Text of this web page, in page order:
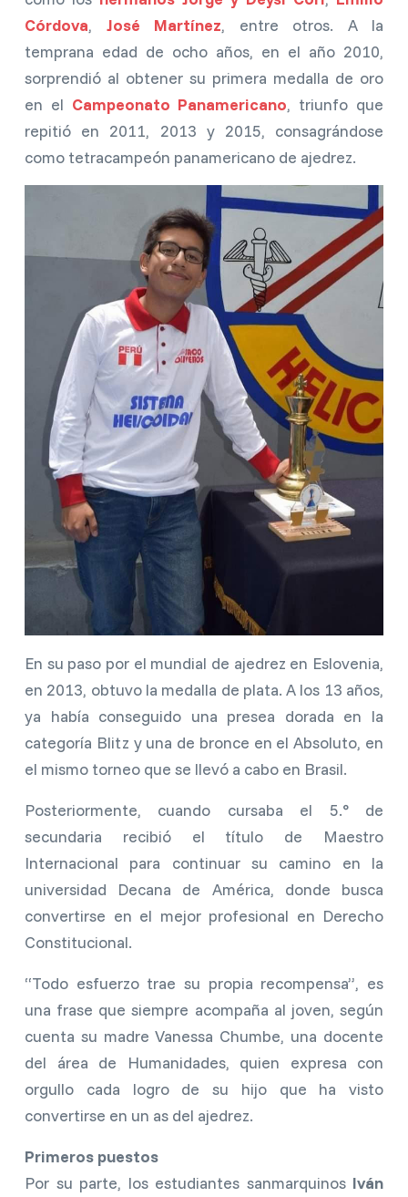
Córdova, José Martínez, entre otros. A la
temprana edad de ocho años, en el año 2010,
sorprendió al obtener su primera medalla de oro
en el Campeonato Panamericano, triunfo que
repitió en 2011, 2013 y 2015, consagrándose
como tetracampeón panamericano de ajedrez.
En su paso por el mundial de ajedrez en Eslovenia,
en 2013, obtuvo la medalla de plata. A los 13 años,
ya había conseguido una presea dorada en la
categoría Blitz y una de bronce en el Absoluto, en
el mismo torneo que se llevó a cabo en Brasil.
Posteriormente, cuando cursaba el 5.° de
secundaria recibió el título de Maestro
Internacional para continuar su camino en la
universidad Decana de América, donde busca
convertirse en el mejor profesional en Derecho
Constitucional.
“Todo esfuerzo trae su propia recompensa”, es
una frase que siempre acompaña al joven, según
cuenta su madre Vanessa Chumbe, una docente
del área de Humanidades, quien expresa con
orgullo cada logro de su hijo que ha visto
convertirse en un as del ajedrez.
Primeros puestos
Por su parte, los estudiantes sanmarquinos Iván